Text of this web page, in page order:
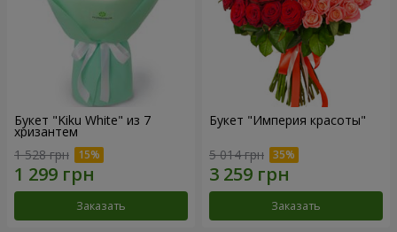
Букет "Kiku White" из 7
хризантем
1 528 грн
Заказать
Букет "Империя красоты"
5 014 грн
Заказать